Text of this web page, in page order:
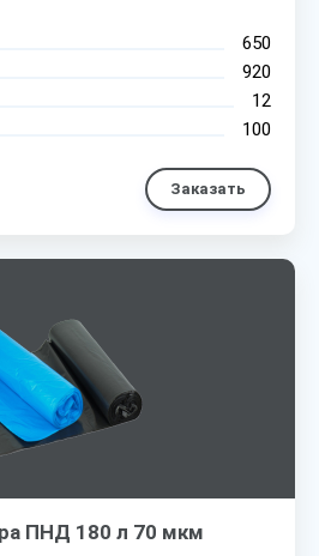
650
920
12
100
Заказать
ПНД 180 л 70 мкм